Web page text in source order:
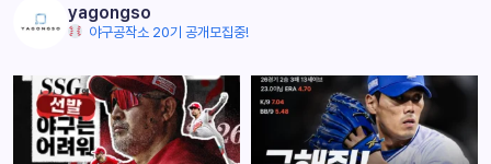
yagongso
야구공작소 20기 공개모집중!